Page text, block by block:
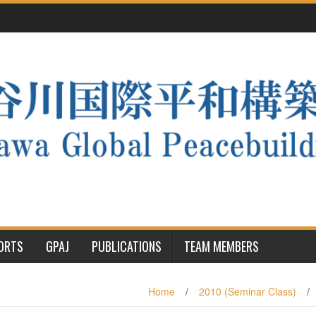
GPAJ PUBLICATIONS TEAM MEMBERS
Home / 2010 (Seminar Class) /